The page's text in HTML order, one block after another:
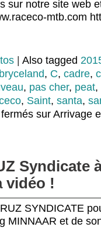
notre site web
mtb.com
Also tagged
bryceland, C, cadre,
, pas cher, peat,
, Saint, santa,
sur Arrivage
Syndicate
vidéo !
SYNDICATE
MINNAAR et de